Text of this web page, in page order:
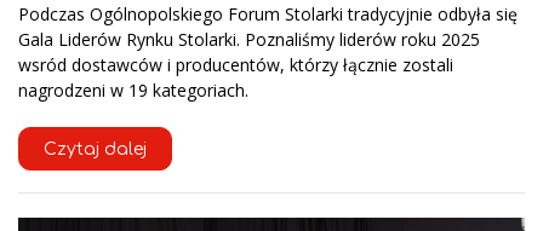
Podczas Ogólnopolskiego Forum Stolarki tradycyjnie odbyła się
Gala Liderów Rynku Stolarki. Poznaliśmy liderów roku 2025
wsród dostawców i producentów, którzy łącznie zostali
nagrodzeni w 19 kategoriach.
Czytaj dalej